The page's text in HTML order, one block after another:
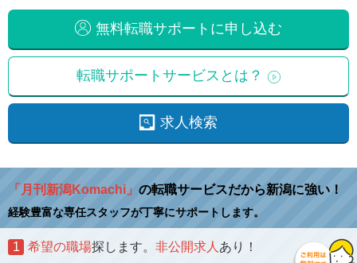
無料転職サポートに申し込む
転職サポートサービスとは？
求人検索
「月刊新潟Komachi」 の転職サービスだから新潟に強い！
経験豊富な専任スタッフが丁寧にサポートします。
1 希望の職場探します。 非公開求人 あり！